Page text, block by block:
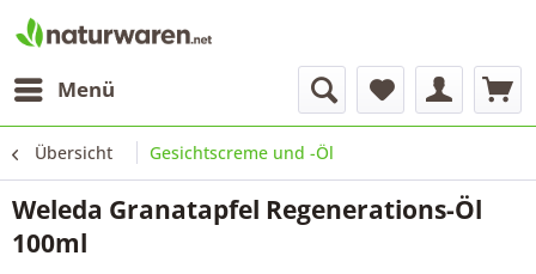
Menü
Übersicht Gesichtscreme und -Öl
Weleda Granatapfel Regenerations-Öl
100ml